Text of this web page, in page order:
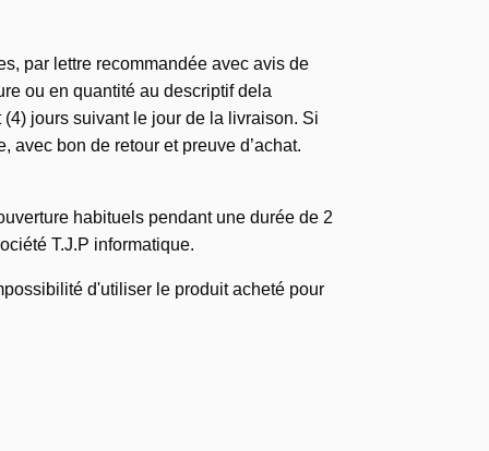
par lettre recommandée avec avis de
ou en quantité au descriptif dela
jours suivant le jour de la livraison. Si
avec bon de retour et preuve d’achat.
habituels pendant une durée de 2
T.J.P informatique.
d'utiliser le produit acheté pour